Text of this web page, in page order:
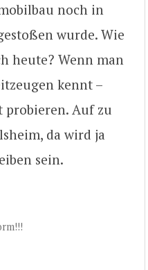
noch in
wurde. Wie
heute? Wenn man
kennt –
probieren. Auf zu
da wird ja
sein.